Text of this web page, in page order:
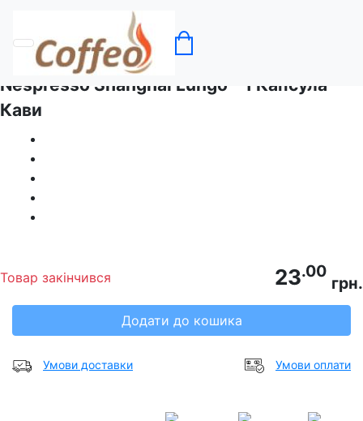
Кава в капсулах Nespresso
Nespresso Shanghai Lungo - 1 Капсула
Кави
Товар закінчився 23.00
грн.
Додати до кошика
Умови доставки Умови оплати